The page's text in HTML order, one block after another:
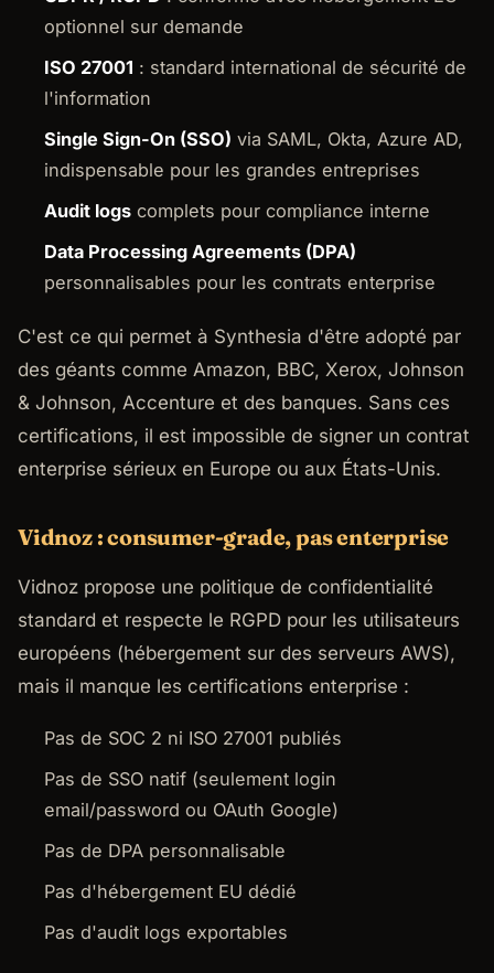
optionnel sur demande
ISO 27001 : standard international de sécurité de
l'information
Single Sign-On (SSO) via SAML, Okta, Azure AD,
indispensable pour les grandes entreprises
Audit logs complets pour compliance interne
Data Processing Agreements (DPA)
personnalisables pour les contrats enterprise
C'est ce qui permet à Synthesia d'être adopté par
des géants comme Amazon, BBC, Xerox, Johnson
& Johnson, Accenture et des banques. Sans ces
certifications, il est impossible de signer un contrat
enterprise sérieux en Europe ou aux États-Unis.
Vidnoz : consumer-grade, pas enterprise
Vidnoz propose une politique de confidentialité
standard et respecte le RGPD pour les utilisateurs
européens (hébergement sur des serveurs AWS),
mais il manque les certifications enterprise :
Pas de SOC 2 ni ISO 27001 publiés
Pas de SSO natif (seulement login
email/password ou OAuth Google)
Pas de DPA personnalisable
Pas d'hébergement EU dédié
Pas d'audit logs exportables